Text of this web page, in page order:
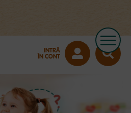
INTRĂ
ÎN CONT